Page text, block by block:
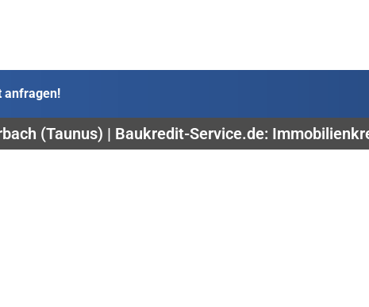
anfragen!
(Taunus) | Baukredit-Service.de: